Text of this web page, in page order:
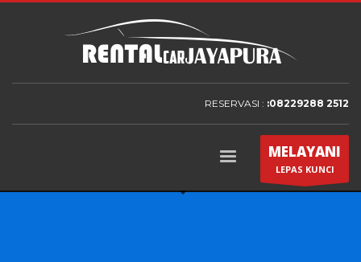
RESERVASI : :08229288 2512
MELAYANI
LEPAS KUNCI